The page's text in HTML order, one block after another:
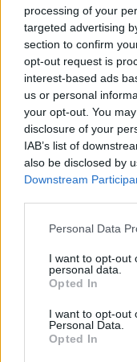
processing of your
targeted advertising
section to confirm
opt-out request is
interest-based ads
us or personal
your opt-out. You
disclosure of your
IAB’s list of
also be disclosed by
Downstream
Personal Data
I want to opt-out
personal data.
Opted In
I want to opt-out
Personal Data.
Opted In